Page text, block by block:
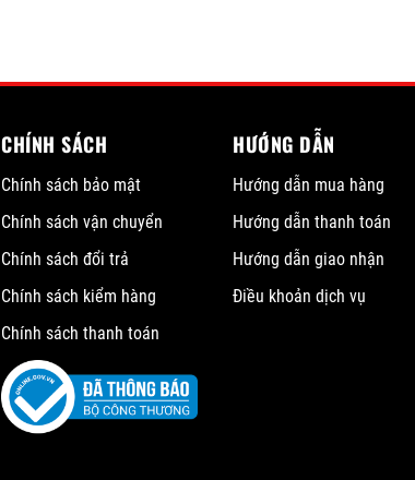
CHÍNH SÁCH
Chính sách bảo mật
Chính sách vận chuyển
Chính sách đổi trả
Chính sách kiểm hàng
Chính sách thanh toán
HƯỚNG DẪN
Hướng dẫn mua hàng
Hướng dẫn thanh toán
Hướng dẫn giao nhận
Điều khoản dịch vụ